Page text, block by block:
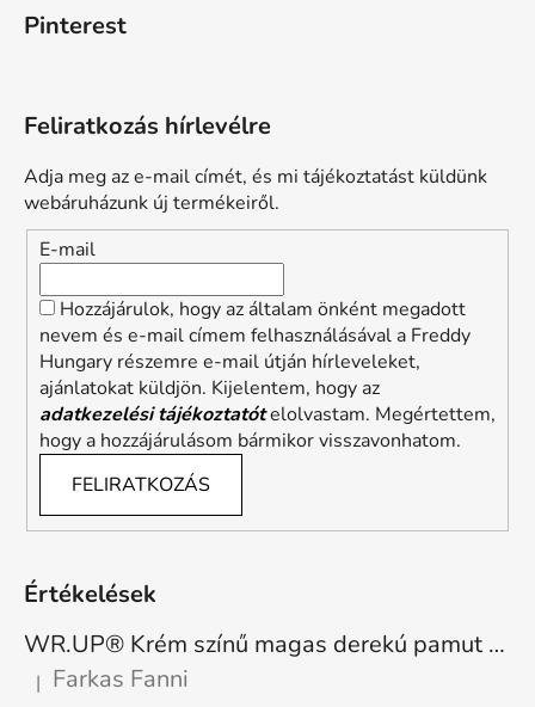
Pinterest
Feliratkozás hírlevélre
Adja meg az e-mail címét, és mi tájékoztatást küldünk
webáruházunk új termékeiről.
E-mail
Hozzájárulok, hogy az általam önként megadott
nevem és e-mail címem felhasználásával a Freddy
Hungary részemre e-mail útján hírleveleket,
ajánlatokat küldjön. Kijelentem, hogy az
adatkezelési tájékoztatótelolvastam. Megértettem,
hogy a hozzájárulásom bármikor visszavonhatom.
FELIRATKOZÁS
Értékelések
WR.UP® Krém színű magas derekú pamut nadrág RE(MOVE) WRUP1HC001ORG, Z40
A termék értékelése 5-ből 5 csillag.
| Farkas Fanni